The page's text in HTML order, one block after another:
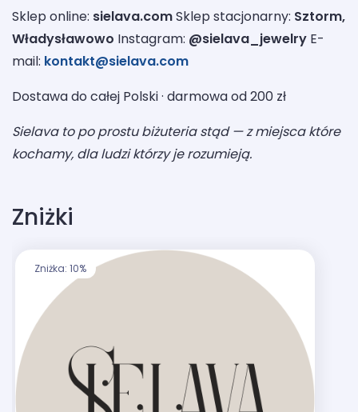
Sklep online: sielava.comSklep stacjonarny: Sztorm,
Władysławowo Instagram: @sielava_jewelry E-
mail: kontakt@sielava.com
Dostawa do całej Polski · darmowa od 200 zł
Sielava to po prostu biżuteria stąd — z miejsca które
kochamy, dla ludzi którzy je rozumieją.
Zniżki
Zniżka: 10%